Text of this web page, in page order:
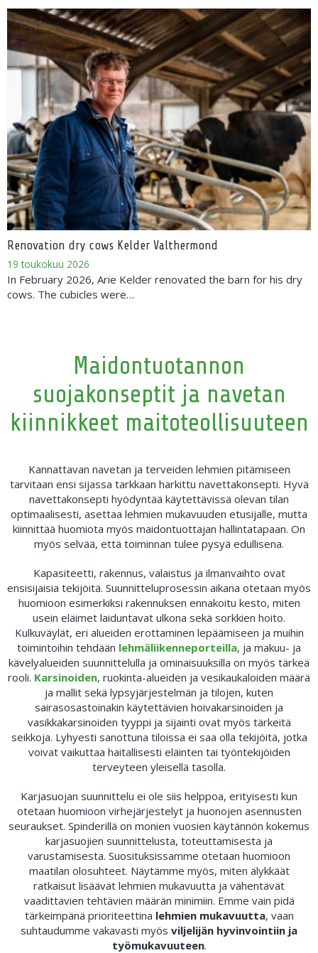
Renovation dry cows Kelder Valthermond
19 toukokuu 2026
In February 2026, Arie Kelder renovated the barn for his dry
cows. The cubicles were…
Maidontuotannon
suojakonseptit ja navetan
kiinnikkeet maitoteollisuuteen
Kannattavan navetan ja terveiden lehmien pitämiseen
tarvitaan ensi sijassa tarkkaan harkittu navettakonsepti. Hyvä
navettakonsepti hyödyntää käytettävissä olevan tilan
optimaalisesti, asettaa lehmien mukavuuden etusijalle, mutta
kiinnittää huomiota myös maidontuottajan hallintatapaan. On
myös selvää, että toiminnan tulee pysyä edullisena.
Kapasiteetti, rakennus, valaistus ja ilmanvaihto ovat
ensisijaisia tekijöitä. Suunnitteluprosessin aikana otetaan myös
huomioon esimerkiksi rakennuksen ennakoitu kesto, miten
usein eläimet laiduntavat ulkona sekä sorkkien hoito.
Kulkuväylät, eri alueiden erottaminen lepäämiseen ja muihin
toimintoihin tehdään lehmäliikenneporteilla, ja makuu- ja
kävelyalueiden suunnittelulla ja ominaisuuksilla on myös tärkeä
rooli. Karsinoiden, ruokinta-alueiden ja vesikaukaloiden määrä
ja mallit sekä lypsyjärjestelmän ja tilojen, kuten
sairasosastoinakin käytettävien hoivakarsinoiden ja
vasikkakarsinoiden tyyppi ja sijainti ovat myös tärkeitä
seikkoja. Lyhyesti sanottuna tiloissa ei saa olla tekijöitä, jotka
voivat vaikuttaa haitallisesti eläinten tai työntekijöiden
terveyteen yleisellä tasolla.
Karjasuojan suunnittelu ei ole siis helppoa, erityisesti kun
otetaan huomioon virhejärjestelyt ja huonojen asennusten
seuraukset. Spinderillä on monien vuosien käytännön kokemus
karjasuojien suunnittelusta, toteuttamisesta ja
varustamisesta. Suosituksissamme otetaan huomioon
maatilan olosuhteet. Näytämme myös, miten älykkäät
ratkaisut lisäävät lehmien mukavuutta ja vähentävät
vaadittavien tehtävien määrän minimiin. Emme vain pidä
tärkeimpänä prioriteettina lehmien mukavuutta, vaan
suhtaudumme vakavasti myös viljelijän hyvinvointiin ja
työmukavuuteen.